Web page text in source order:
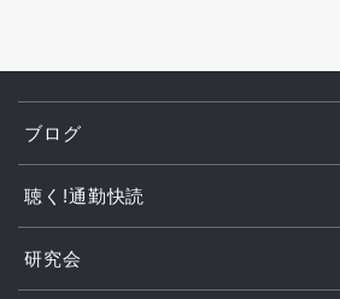
ブログ
聴く!通勤快読
研究会